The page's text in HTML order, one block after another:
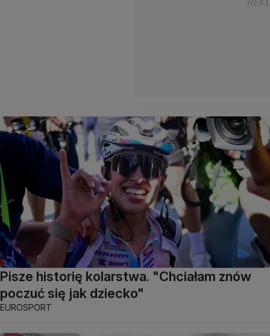
Pisze historię kolarstwa. "Chciałam znów
poczuć się jak dziecko"
EUROSPORT